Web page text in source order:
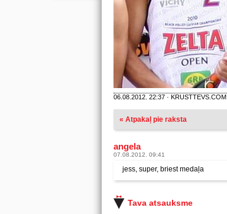
06.08.2012. 22:37 · KRUSTTEVS.COM
« Atpakaļ pie raksta
angela
07.08.2012. 09:41
jess, super, briest medaļa
Tava atsauksme